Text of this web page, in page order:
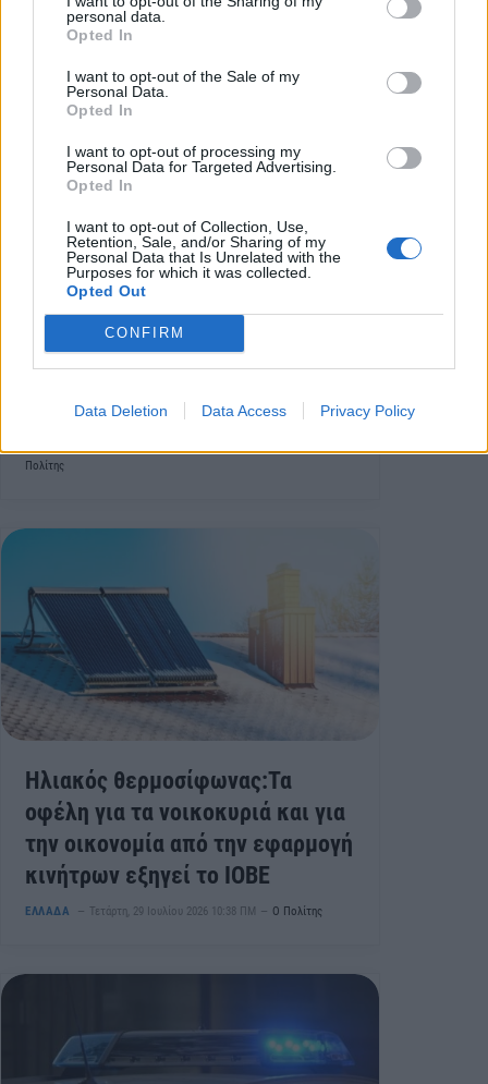
personal data.
Opted In
I want to opt-out of the Sale of my
Personal Data.
Opted In
I want to opt-out of processing my
Personal Data for Targeted Advertising.
Opted In
I want to opt-out of Collection, Use,
Retention, Sale, and/or Sharing of my
Personal Data that Is Unrelated with the
Purposes for which it was collected.
Opted Out
CONFIRM
Data Deletion Data Access Privacy Policy
Οι επιτυχόντες του
Φροντιστηρίου ΠΡΑΞΙΣ στις
Πανελλαδικές εξετάσεις
Πολίτης
Ηλιακός θερμοσίφωνας:Τα
οφέλη για τα νοικοκυριά και για
την οικονομία από την εφαρμογή
κινήτρων εξηγεί το ΙΟΒΕ
ΕΛΛΑΔΑ Τετάρτη, 29 Ιουλίου 2026 10:38 ΠΜ Ο Πολίτης